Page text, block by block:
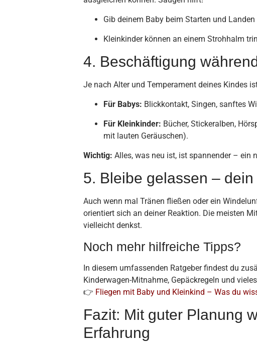
Gib deinem Baby beim Starten und
Kleinkinder können an einem Strohhalm
4. Beschäftigung
Je nach Alter und Temperament deines Kindes
Für Babys: Blickkontakt, Singen, sanftes
Für Kleinkinder: Bücher, Stickeralben,
mit lauten Geräuschen).
Wichtig: Alles, was neu ist, ist spannender – ein
5. Bleibe gelassen –
Auch wenn mal Tränen fließen oder ein
orientiert sich an deiner Reaktion. Die meisten
vielleicht denkst.
Noch mehr hilfreiche Tipps?
In diesem umfassenden Ratgeber findest du
Kinderwagen-Mitnahme, Gepäckregeln und
👉 Fliegen mit Baby und Kleinkind – Was du
Fazit: Mit guter Planung
Erfahrung